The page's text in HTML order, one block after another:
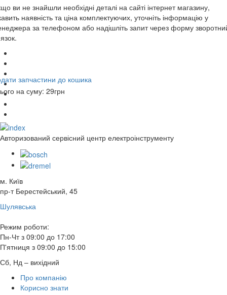
ви не знайшли необхідні деталі на сайті інтернет магазину,
наявність та ціна комплектуючих, уточніть інформацію у
за телефоном або надішліть запит через форму
запчастини до кошика
на суму: 29грн
Авторизований сервісний центр електроінструменту
м. Київ
пр-т Берестейський, 45
Шулявська
Режим роботи:
Пн-Чт з 09:00 до 17:00
П'ятниця з 09:00 до 15:00
Сб, Нд – вихідний
Про компанію
Корисно знати